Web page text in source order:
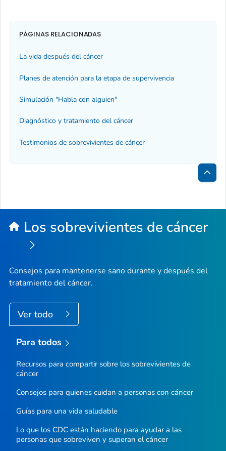
PÁGINAS RELACIONADAS
La vida después del cáncer
Planes de atención para la etapa de supervivencia
Simulación "Habla con alguien"
Diagnóstico y tratamiento del cáncer
Testimonios de sobrevivientes de cáncer
la
Los sobrevivientes de cáncer
Consejos para mantenerse sano durante y después del
tratamiento del cáncer.
Ver todo
Para todos
Recursos para compartir sobre los sobrevivientes de
cáncer
Consejos para quienes cuidan a personas con cáncer
Guías para una vida saludable
Lo que los CDC están haciendo para ayudar a las
personas que sobreviven y superan el cáncer